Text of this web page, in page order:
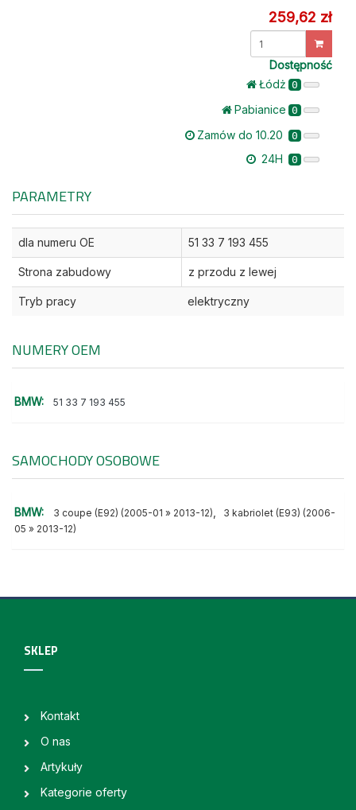
259,62 zł
Dostępność
Łódż 0
Pabianice 0
Zamów do 10.20 0
24H 0
PARAMETRY
dla numeru OE 51 33 7 193 455
Strona zabudowy z przodu z lewej
Tryb pracy elektryczny
NUMERY OEM
BMW: 51 33 7 193 455
SAMOCHODY OSOBOWE
BMW: 3 coupe (E92) (2005-01 » 2013-12),
3 kabriolet (E93) (2006-
05 » 2013-12)
SKLEP
Kontakt
O nas
Artykuły
Kategorie oferty